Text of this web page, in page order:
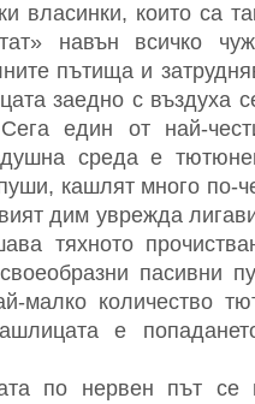
власинки, които са
навън всичко
пътища и
заедно с въздуха
един от най-
среда е
кашлят много по-
дим уврежда
тяхното
пасивни
малко количество
е
по нервен път се